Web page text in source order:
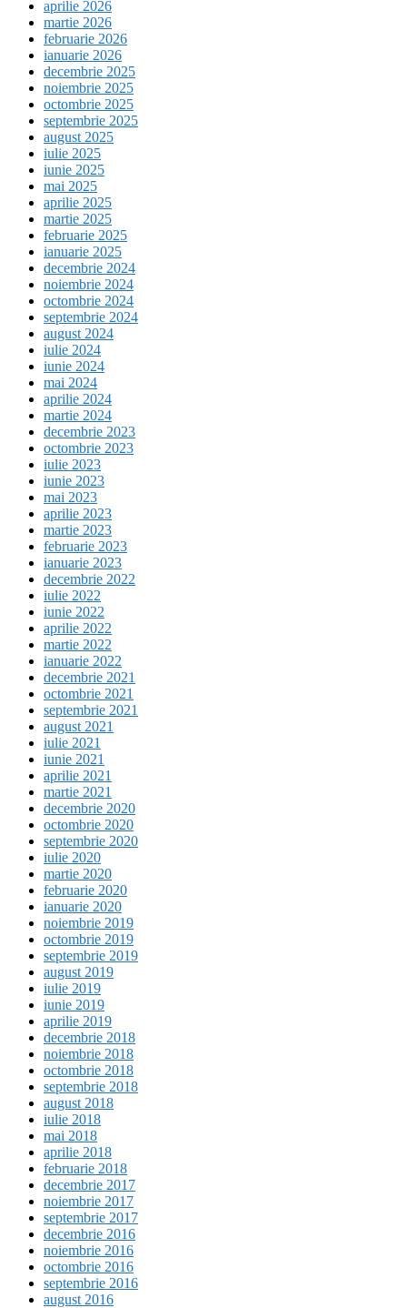
aprilie 2026
martie 2026
februarie 2026
ianuarie 2026
decembrie 2025
noiembrie 2025
octombrie 2025
septembrie 2025
august 2025
iulie 2025
iunie 2025
mai 2025
aprilie 2025
martie 2025
februarie 2025
ianuarie 2025
decembrie 2024
noiembrie 2024
octombrie 2024
septembrie 2024
august 2024
iulie 2024
iunie 2024
mai 2024
aprilie 2024
martie 2024
decembrie 2023
octombrie 2023
iulie 2023
iunie 2023
mai 2023
aprilie 2023
martie 2023
februarie 2023
ianuarie 2023
decembrie 2022
iulie 2022
iunie 2022
aprilie 2022
martie 2022
ianuarie 2022
decembrie 2021
octombrie 2021
septembrie 2021
august 2021
iulie 2021
iunie 2021
aprilie 2021
martie 2021
decembrie 2020
octombrie 2020
septembrie 2020
iulie 2020
martie 2020
februarie 2020
ianuarie 2020
noiembrie 2019
octombrie 2019
septembrie 2019
august 2019
iulie 2019
iunie 2019
aprilie 2019
decembrie 2018
noiembrie 2018
octombrie 2018
septembrie 2018
august 2018
iulie 2018
mai 2018
aprilie 2018
februarie 2018
decembrie 2017
noiembrie 2017
septembrie 2017
decembrie 2016
noiembrie 2016
octombrie 2016
septembrie 2016
august 2016